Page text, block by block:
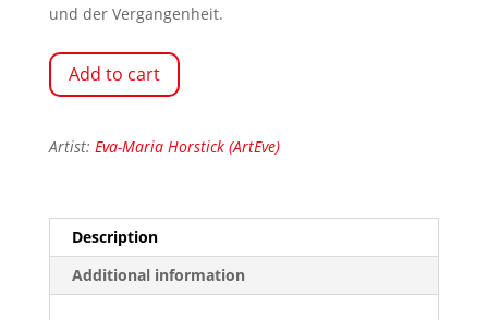
und der Vergangenheit.
Add to cart
Artist: Eva-Maria Horstick (ArtEve)
Description
Additional information